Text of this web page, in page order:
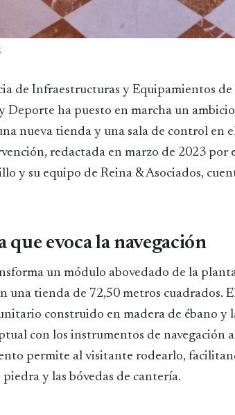
de Infraestructuras y Equipamientos
Deporte ha puesto en marcha un
nueva tienda y una sala de control en
redactada en marzo de 2023 por
y su equipo de Reina & Asociados,
que evoca la navegación
un módulo abovedado de la
una tienda de 72,50 metros cuadrados.
construido en madera de ébano y
con los instrumentos de navegación
permite al visitante rodearlo,
y las bóvedas de cantería.